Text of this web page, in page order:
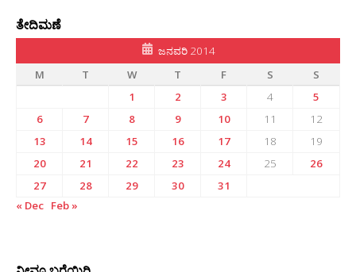
ತೇದಿಮಣೆ
ಜನವರಿ 2014
M
T W T F S
S
1
2 3 4
5
6
7 8 9 10 11
12
13
14 15 16 17 18
19
20
21 22 23 24 25
26
27
28 29 30
31
« Dec Feb »